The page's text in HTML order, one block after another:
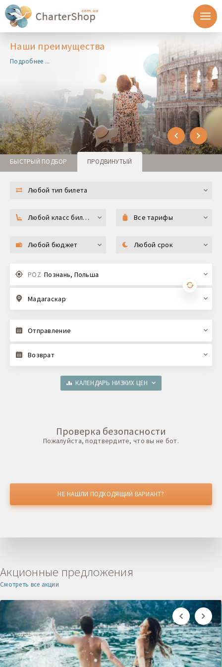
Наши преимущества
Подробнее ...
БЫСТРЫЙ ПОДБОР ПРОДВИНУТЫЙ
КАЛЕНДАРЬ НИЗКИХ ЦЕН
Любой тип билета
Любой класс билета Все тарифы
Любой бюджет Любой срок
POZ Познань, Польша
Мадагаскар
Отправление
Возврат
Проверка безопасности
Пожалуйста, подтвердите, что вы не бот.
НЕ НАШЛИ ПОДХОДЯЩИЙ ВАРИАНТ?
Акционные предложения
Смотреть все акции